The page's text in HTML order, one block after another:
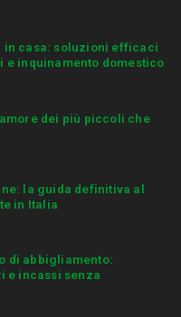
in casa: soluzioni efficaci
inquinamento domestico
dei più piccoli che
la guida definitiva al
in Italia
di abbigliamento:
e incassi senza